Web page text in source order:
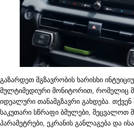
გაზარდეთ მგზავრობის ხარისხი
მულტიმედიური მონიტორით, რომელიც
იდეალური თანამგზავრი გახდება.
საკუთარი სწრაფი ბმულები, შეცვალოთ
პარამეტრები, ეკრანის განლაგება და